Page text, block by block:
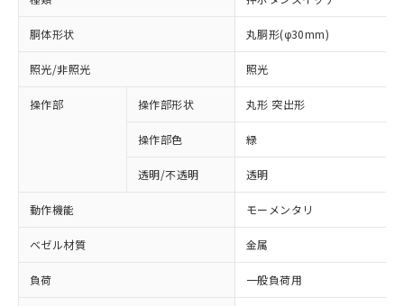
胴体形状 丸胴形(φ30mm)
照光/非照光 照光
操作部 操作部形状 丸形 突出形
操作部色 緑
透明/不透明 透明
動作機能 モーメンタリ
ベゼル材質 金属
負荷 一般負荷用